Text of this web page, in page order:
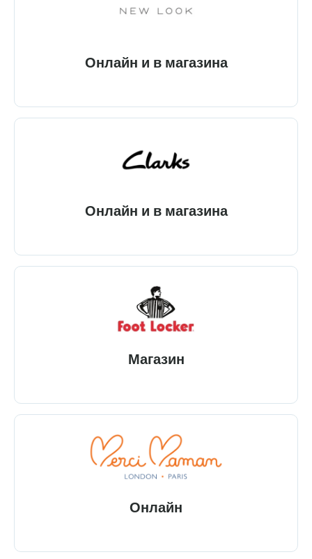
Онлайн и в магазина
Онлайн и в магазина
Магазин
Онлайн